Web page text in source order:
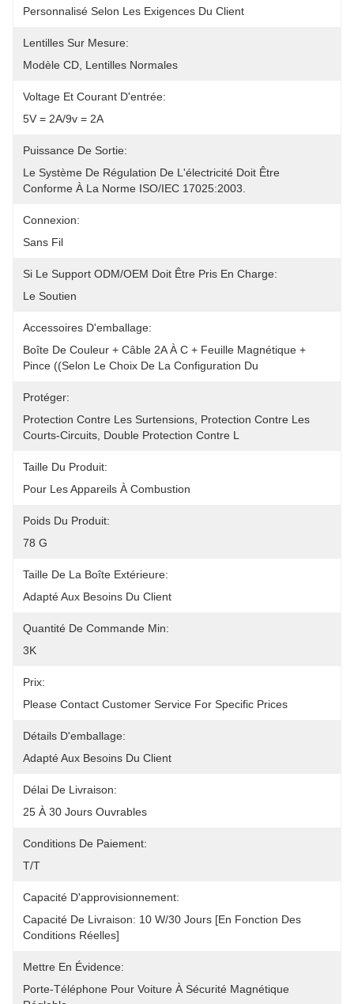
Personnalisé Selon Les Exigences Du Client
Lentilles Sur Mesure:
Modèle CD, Lentilles Normales
Voltage Et Courant D'entrée:
5V = 2A/9v = 2A
Puissance De Sortie:
Le Système De Régulation De L'électricité Doit Être
Conforme À La Norme ISO/IEC 17025:2003.
Connexion:
Sans Fil
Si Le Support ODM/OEM Doit Être Pris En Charge:
Le Soutien
Accessoires D'emballage:
Boîte De Couleur + Câble 2A À C + Feuille Magnétique +
Pince ((selon Le Choix De La Configuration Du
Protéger:
Protection Contre Les Surtensions, Protection Contre Les
Courts-Circuits, Double Protection Contre L
Taille Du Produit:
Pour Les Appareils À Combustion
Poids Du Produit:
78 G
Taille De La Boîte Extérieure:
Adapté Aux Besoins Du Client
Quantité De Commande Min:
3K
Prix:
Please Contact Customer Service For Specific Prices
Détails D'emballage:
Adapté Aux Besoins Du Client
Délai De Livraison:
25 À 30 Jours Ouvrables
Conditions De Paiement:
T/T
Capacité D'approvisionnement:
Capacité De Livraison: 10 W/30 Jours [en Fonction Des
Conditions Réelles]
Mettre En Évidence:
Porte-Téléphone Pour Voiture À Sécurité Magnétique